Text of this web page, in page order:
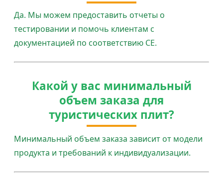
Да. Мы можем предоставить отчеты о
тестировании и помочь клиентам с
документацией по соответствию CE.
Какой у вас минимальный
объем заказа для
туристических плит?
Минимальный объем заказа зависит от модели
продукта и требований к индивидуализации.